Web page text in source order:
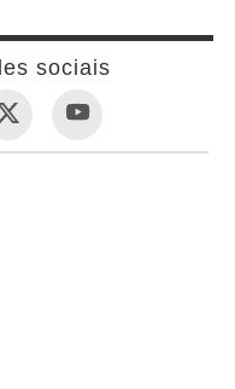
sociais